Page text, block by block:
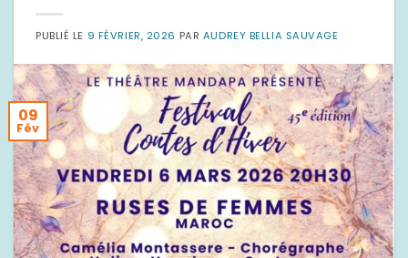
PUBLIÉ LE 9 FÉVRIER, 2026 PAR AUDREY BELLIA SAUVAGE
09
Fév